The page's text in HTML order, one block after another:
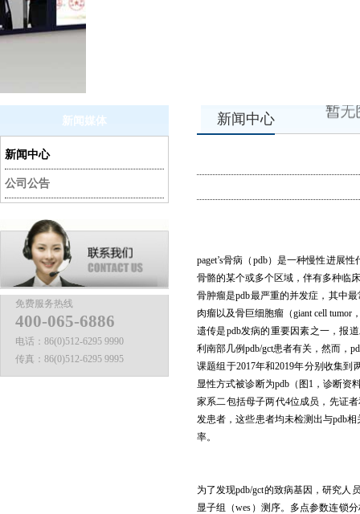
新闻媒体
新闻中心
公司公告
免费服务热线
400-065-6886
电话： 86(0)512-6295 9990
传真： 86(0)512-6295 9995
新闻中心
paget’s骨病（ pdb）是一种慢性进展性
骨骼的某个或多个区域，伴有多种临
骨肿瘤是pdb最严重的并发症，其中
肉瘤以及骨巨细胞瘤（giant cell tumor
遗传是pdb发病的重要因素之一，报
利南部几例pdb/gct患者有关，然而，
课题组于2017年和2019年分别收集到
显性方式被诊断为pdb（图 1，诊断资
家系二包括母子两代4位成员，先证
发患者，这些患者均未检测出与pdb相
率。
为了发现pdb/gct的致病基因，研究人
显子组（wes ）测序。多点参数连锁